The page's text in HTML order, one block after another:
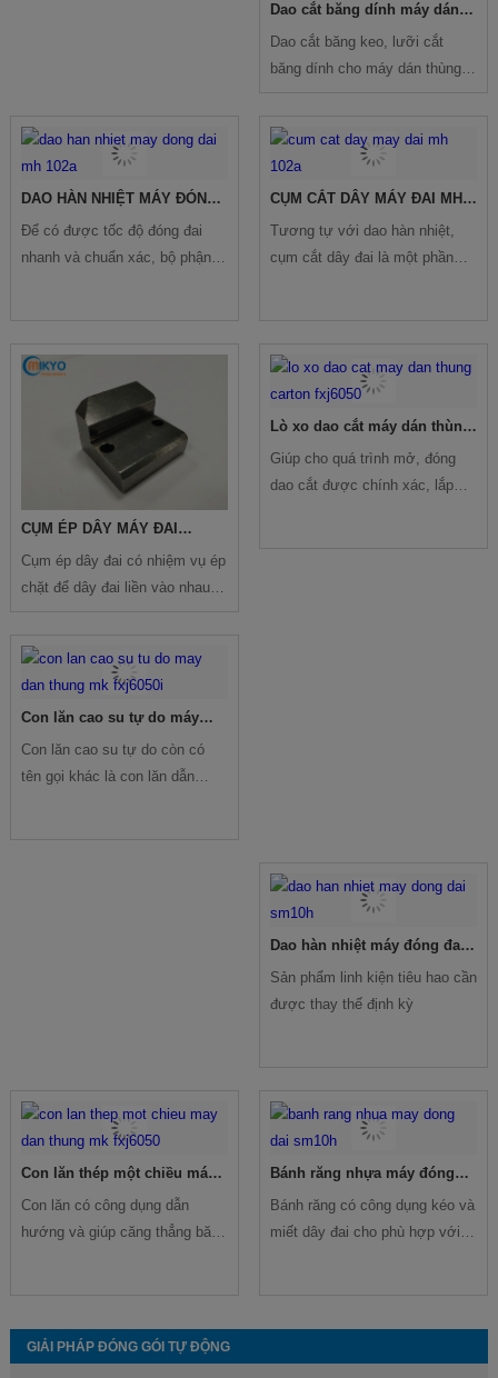
Dao cắt băng dính máy dán
thùng carton
Dao cắt băng keo, lưỡi cắt
băng dính cho máy dán thùng
kiện cần thiết của máy dán
thùng.
DAO HÀN NHIỆT MÁY ĐÓNG
ĐAI MH 102A
Để có được tốc độ đóng đai
nhanh và chuẩn xác, bộ phận
có thể đạt được trong khoảng
thời gian nhất định.
CỤM CẮT DÂY MÁY ĐAI MH
102A
Tương tự với dao hàn nhiệt,
cụm cắt dây đai là một phần
Những loại máy có tốc độ hàn
và cắt nhanh sẽ giúp cho người
tiêu dùng có được sản lượng
CỤM ÉP DÂY MÁY ĐAI
MH102A
Cụm ép dây đai có nhiệm vụ ép
chặt để dây đai liền vào nhau
kiện này sẽ cần được thay thế.
Lò xo dao cắt máy dán thùng
carton FXJ6050
Giúp cho quá trình mở, đóng
dao cắt được chính xác, lắp
Con lăn cao su tự do máy
dán thùng MK-FXJ6050I
Con lăn cao su tự do còn có
tên gọi khác là con lăn dẫn
Dao hàn nhiệt máy đóng đai
SM10H
Sản phẩm linh kiện tiêu hao cần
được thay thế định kỳ
Con lăn thép một chiều máy
dán thùng MK-FXJ6050
Con lăn có công dụng dẫn
hướng và giúp căng thẳng băng
nhiều trường hợp sử dụng
không đúng cách khiến linh kiện
Bánh răng nhựa máy đóng
đai SM10H
Bánh răng có công dụng kéo và
miết dây đai cho phù hợp với
đóng đai
GIẢI PHÁP ĐÓNG GÓI TỰ ĐỘNG